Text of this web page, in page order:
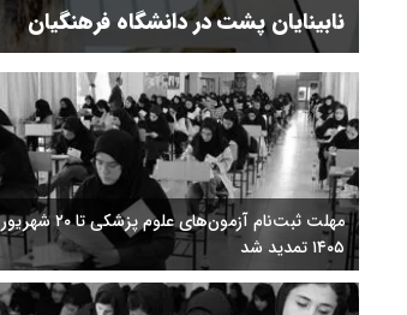
نابینایان پشت در دانشگاه فرهنگیان
مهلت ثبت‌نام آزمون‌های علوم پزشکی تا ۲۰ شهریور
۱۴۰۵ تمدید شد